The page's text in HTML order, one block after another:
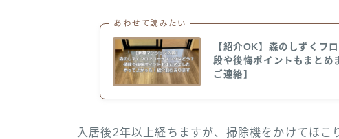
あわせて読みたい
【紹介OK】森のしずくフ
段や後悔ポイントもまとめ
ご連絡】
入居後2年以上経ちますが、掃除機をかけてほこ